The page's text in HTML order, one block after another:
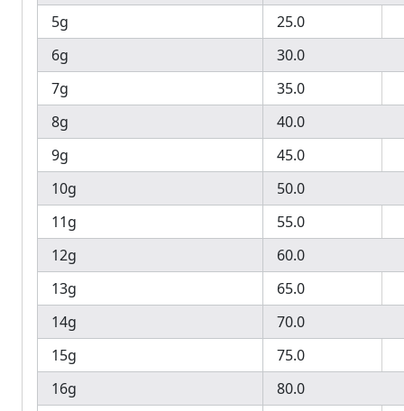
5g
25.0
6g
30.0
7g
35.0
8g
40.0
9g
45.0
10g
50.0
11g
55.0
12g
60.0
13g
65.0
14g
70.0
15g
75.0
16g
80.0